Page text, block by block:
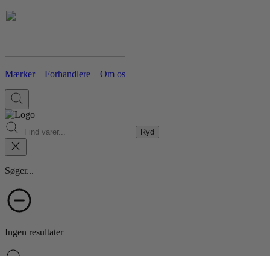
Mærker Forhandlere Om os
Ryd
Søger...
Ingen resultater